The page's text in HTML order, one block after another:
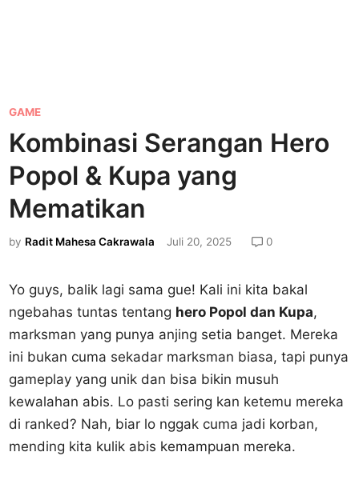
P
o
s
e
d
i
GAME
Kombinasi Serangan Hero
Popol & Kupa yang
Mematikan
by Radit Mahesa Cakrawala Juli 20, 2025 0
Yo guys, balik lagi sama gue! Kali ini kita bakal
ngebahas tuntas tentang hero Popol dan Kupa,
marksman yang punya anjing setia banget. Mereka
ini bukan cuma sekadar marksman biasa, tapi punya
gameplay yang unik dan bisa bikin musuh
kewalahan abis. Lo pasti sering kan ketemu mereka
di ranked? Nah, biar lo nggak cuma jadi korban,
mending kita kulik abis kemampuan mereka.